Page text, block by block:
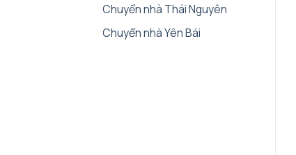
Chuyển nhà Thái Nguyên
Chuyển nhà Yên Bái